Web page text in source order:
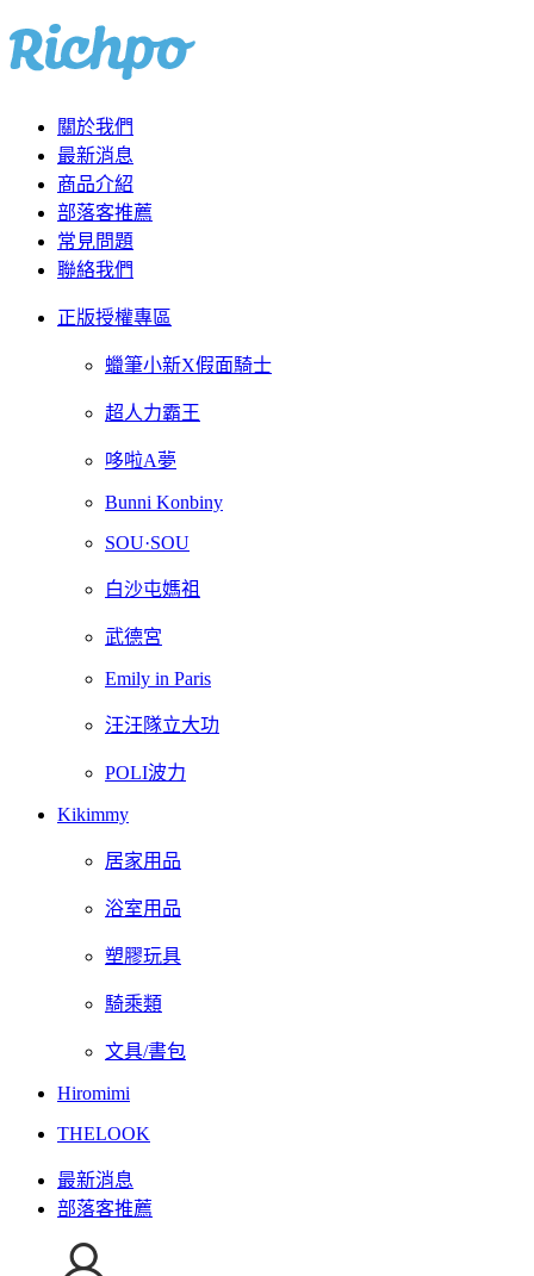
關於我們
最新消息
商品介紹
部落客推薦
常見問題
聯絡我們
正版授權專區
蠟筆小新X假面騎士
超人力霸王
哆啦A夢
Bunni Konbiny
SOU·SOU
白沙屯媽祖
武德宮
Emily in Paris
汪汪隊立大功
POLI波力
Kikimmy
居家用品
浴室用品
塑膠玩具
騎乘類
文具/書包
Hiromimi
THELOOK
最新消息
部落客推薦